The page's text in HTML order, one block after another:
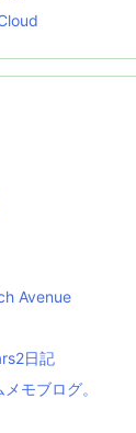
Avenue
日記
モブログ。